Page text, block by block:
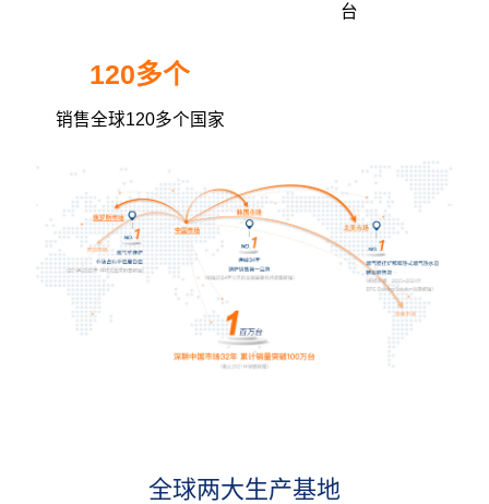
台
120多个
销售全球120多个国家
全球两大生产基地